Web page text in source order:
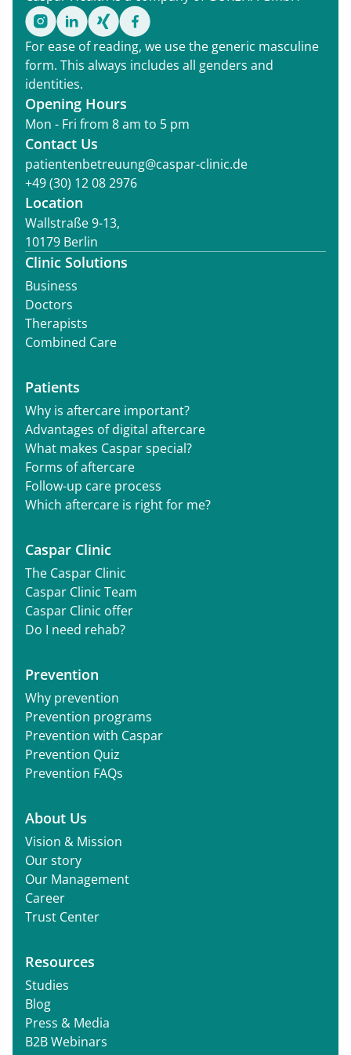
For ease of reading, we use the generic masculine
form. This always includes all genders and
identities.
Opening Hours
Mon - Fri from 8 am to 5 pm
Contact Us
patientenbetreuung@caspar-clinic.de
+49 (30) 12 08 2976
Location
Wallstraße 9-13,
10179 Berlin
Clinic Solutions
Business
Doctors
Therapists
Combined Care
Patients
Why is aftercare important?
Advantages of digital aftercare
What makes Caspar special?
Forms of aftercare
Follow-up care process
Which aftercare is right for me?
Caspar Clinic
The Caspar Clinic
Caspar Clinic Team
Caspar Clinic offer
Do I need rehab?
Prevention
Why prevention
Prevention programs
Prevention with Caspar
Prevention Quiz
Prevention FAQs
About Us
Vision & Mission
Our story
Our Management
Career
Trust Center
Resources
Studies
Blog
Press & Media
B2B Webinars